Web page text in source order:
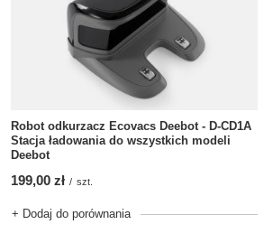
Robot odkurzacz Ecovacs Deebot - D-CD1A
Stacja ładowania do wszystkich modeli
Deebot
199,00 zł / szt.
+ Dodaj do porównania